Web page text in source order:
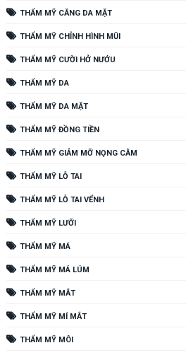
THẨM MỸ CĂNG DA MẶT
THẨM MỸ CHỈNH HÌNH MŨI
THẨM MỸ CƯỜI HỞ NƯỚU
THẨM MỸ DA
THẨM MỸ DA MẶT
THẨM MỸ ĐỒNG TIỀN
THẨM MỸ GIẢM MỠ NỌNG CẰM
THẨM MỸ LỖ TAI
THẨM MỸ LỖ TAI VỂNH
THẨM MỸ LƯỠI
THẨM MỸ MÁ
THẨM MỸ MÁ LÚM
THẨM MỸ MẮT
THẨM MỸ MÍ MẮT
THẨM MỸ MÔI